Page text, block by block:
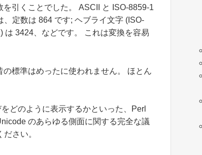
引くことでした。 ASCII と ISO-8859-1
定数は 864 です; ヘブライ文字 (ISO-
は 3424、などです。 これは変換を容易
標準はめったに使われません。 ほとん
どのように表示するかといった、Perl
のあらゆる側面に関する完全な議
さい。